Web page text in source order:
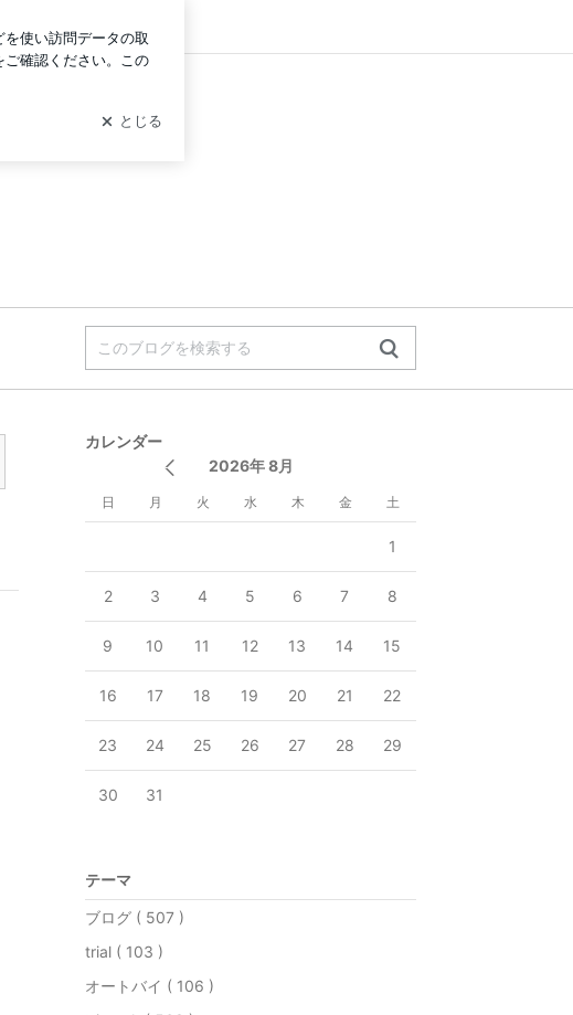
ログイン
カレンダー
2026年 8月
日 月 火 水 木 金 土
1
2 3 4 5 6 7 8
9 10 11 12 13 14 15
16 17 18 19 20 21 22
23 24 25 26 27 28 29
30 31
テーマ
ブログ ( 507 )
trial ( 103 )
オートバイ ( 106 )